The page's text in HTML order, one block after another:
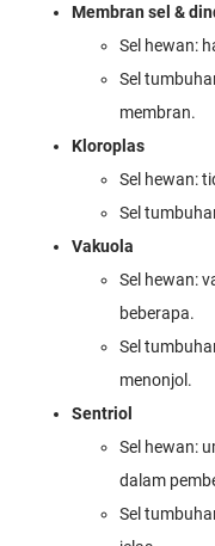
Membran sel &
Sel hewan:
Sel
membran.
Kloroplas
Sel hewan:
Sel
Vakuola
Sel hewan:
beberapa.
Sel
menonjol.
Sentriol
Sel hewan:
dalam
Sel